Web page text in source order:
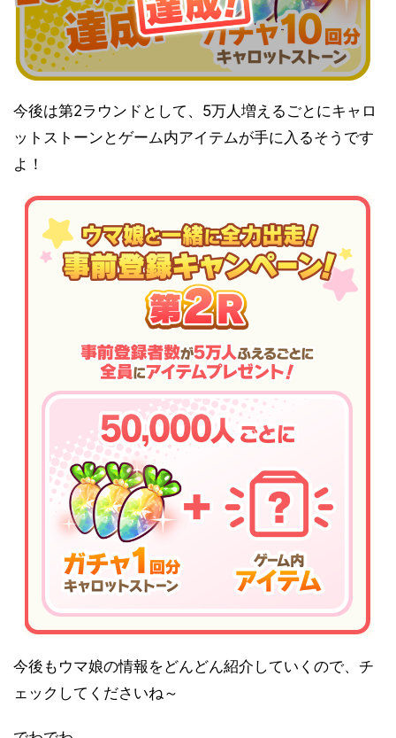
今後は第2ラウンドとして、5万人増えるごとにキャロ
ットストーンとゲーム内アイテムが手に入るそうです
よ！
今後もウマ娘の情報をどんどん紹介していくので、チ
ェックしてくださいね～